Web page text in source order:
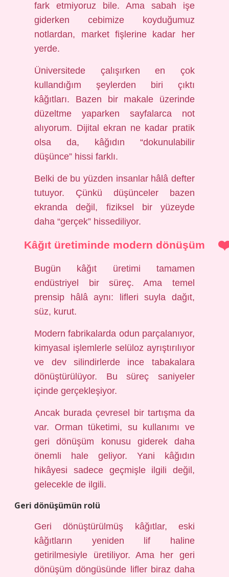
fark etmiyoruz bile. Ama sabah işe
giderken cebimize koyduğumuz
notlardan, market fişlerine kadar her
yerde.
Üniversitede çalışırken en çok
kullandığım şeylerden biri çıktı
kâğıtları. Bazen bir makale üzerinde
düzeltme yaparken sayfalarca not
alıyorum. Dijital ekran ne kadar pratik
olsa da, kâğıdın “dokunulabilir
düşünce” hissi farklı.
Belki de bu yüzden insanlar hâlâ defter
tutuyor. Çünkü düşünceler bazen
ekranda değil, fiziksel bir yüzeyde
daha “gerçek” hissediliyor.
Kâğıt üretiminde modern dönüşüm
Bugün kâğıt üretimi tamamen
endüstriyel bir süreç. Ama temel
prensip hâlâ aynı: lifleri suyla dağıt,
süz, kurut.
Modern fabrikalarda odun parçalanıyor,
kimyasal işlemlerle selüloz ayrıştırılıyor
ve dev silindirlerde ince tabakalara
dönüştürülüyor. Bu süreç saniyeler
içinde gerçekleşiyor.
Ancak burada çevresel bir tartışma da
var. Orman tüketimi, su kullanımı ve
geri dönüşüm konusu giderek daha
önemli hale geliyor. Yani kâğıdın
hikâyesi sadece geçmişle ilgili değil,
gelecekle de ilgili.
Geri dönüşümün rolü
Geri dönüştürülmüş kâğıtlar, eski
kâğıtların yeniden lif haline
getirilmesiyle üretiliyor. Ama her geri
dönüşüm döngüsünde lifler biraz daha